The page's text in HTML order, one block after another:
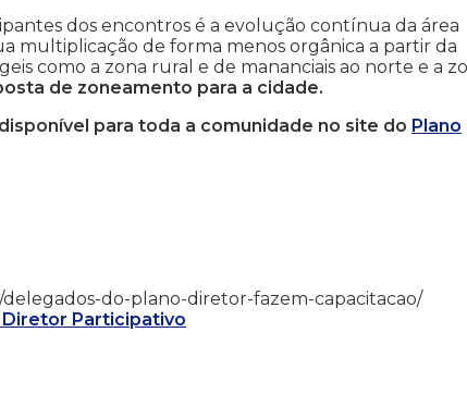
dos encontros é a evolução contínua da área
multiplicação de forma menos orgânica a partir da
como a zona rural e de mananciais ao norte e a
de zoneamento para a cidade.
para toda a comunidade no site do Plano
delegados-do-plano-diretor-fazem-capacitacao/
Diretor Participativo